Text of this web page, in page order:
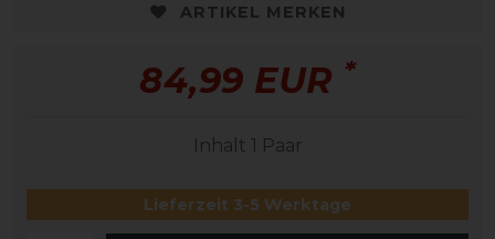
ARTIKEL MERKEN
84,99 EUR *
Inhalt 1 Paar
Lieferzeit 3-5 Werktage